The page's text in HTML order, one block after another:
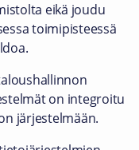
eikä joudu
toimipisteessä
on integroitu
järjestelmään.